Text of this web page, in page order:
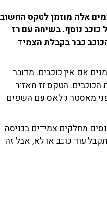
אלה מוזמן לטקס החשוב
כוכב נוסף. בשיחה עם רז
כבר בקבלת הצמיד
אם אין כוכבים. מדובר
הטקס זז מאזור
מאסטר קלאס עם השפים
מחלקים צמידים בכניסה
עוד כוכב או לא, אבל זה